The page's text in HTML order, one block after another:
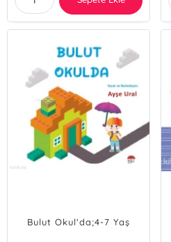
Bulut Okul'da;4-7 Yaş